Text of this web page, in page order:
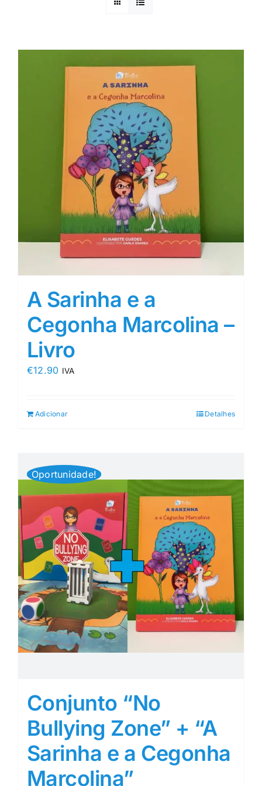
A Sarinha e a
Cegonha Marcolina –
Livro
€12.90 IVA
Adicionar Detalhes
Oportunidade!
Conjunto “No
Bullying Zone” + “A
Sarinha e a Cegonha
Marcolina”